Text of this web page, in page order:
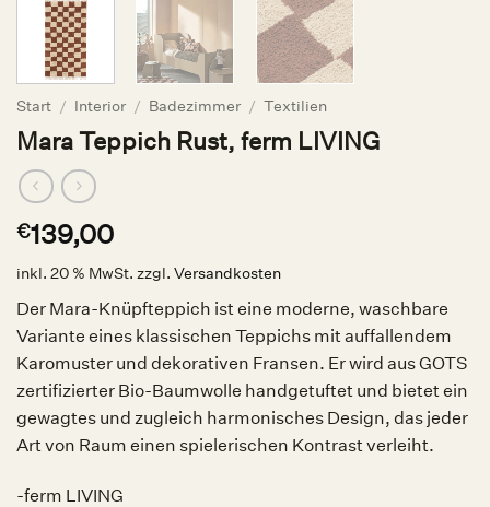
Start / Interior / Badezimmer / Textilien
Mara Teppich Rust, ferm LIVING
€139,00
inkl. 20 % MwSt. zzgl. Versandkosten
Der Mara-Knüpfteppich ist eine moderne, waschbare
Variante eines klassischen Teppichs mit auffallendem
Karomuster und dekorativen Fransen. Er wird aus GOTS
zertifizierter Bio-Baumwolle handgetuftet und bietet ein
gewagtes und zugleich harmonisches Design, das jeder
Art von Raum einen spielerischen Kontrast verleiht.
-ferm LIVING